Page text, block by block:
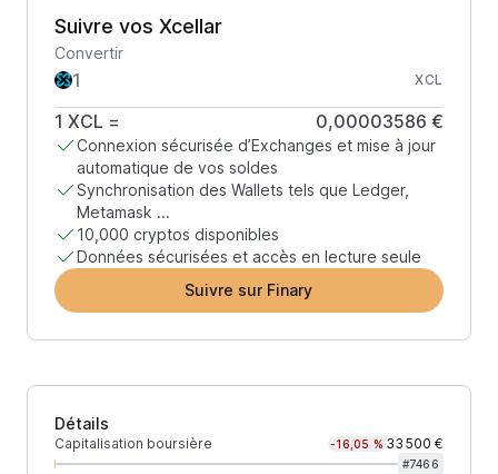
Suivre vos Xcellar
Convertir
XCL
1 XCL = 0,00003586 €
Connexion sécurisée d’Exchanges et mise à jour
automatique de vos soldes
Synchronisation des Wallets tels que Ledger,
Metamask ...
10,000 cryptos disponibles
Données sécurisées et accès en lecture seule
Suivre sur Finary
Détails
Capitalisation boursière -16,05 % 33 500 €
#7466